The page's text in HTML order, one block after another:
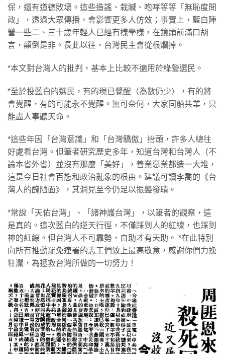
保，還有道德敗壞。這些造謠、栽贓、咆哮等等「無恥度問
政」，透過大眾傳播，會影響更多人仿效；事實上，藍白陣
營一些二、三十歲年輕人已經有樣學樣，在鏡頭前滿口胡
言，顛倒是非。長此以往，台灣民主會從根爛掉。
*本文對台灣人的批判，基本上比較不適用於綠營選民。
*至於投藍白的選民，有的現已覺醒（為數仍少），有的將
會覺醒，有的可能永不覺醒。無可奈何，大家同船共業，只
能盡人事聽天命。
*這些年因「台灣意識」和「台灣驕傲」抬頭，許多人總往
好處看台灣。但筆者研究歷史多年，知道台灣和台灣人（不
論本省外省）並沒有那麼「美好」，善業惡業都造一大堆，
這是今日社會百態和政治亂象的根由。建議可讀李喬的《台
灣人的醜陋面》，其洞見至今仍足以振聾發聵。
*常說「天佑台灣」、「諸神護台灣」，以筆者的觀察，這
是真的。這次藍白的逆天行徑，不僅踩到人的紅線，也踩到
神的紅線。但台灣人不可靠勢，自助才有天助。 *在此特別
向所有推動罷免連署的志工們致上最高敬意，感謝你們力挽
狂瀾，為拯救台灣所做的一切努力！